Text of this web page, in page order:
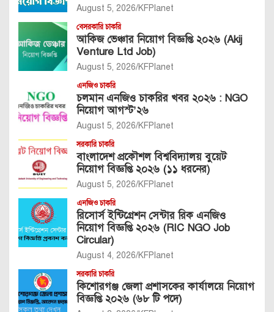
August 5, 2026 KFPlanet
বেসরকারি চাকরি
আকিজ ভেঞ্চার নিয়োগ বিজ্ঞপ্তি ২০২৬ (Akij
Venture Ltd Job)
August 5, 2026 KFPlanet
এনজিও চাকরি
চলমান এনজিও চাকরির খবর ২০২৬ : NGO
নিয়োগ আগস্ট’২৬
August 5, 2026 KFPlanet
সরকারি চাকরি
বাংলাদেশ প্রকৌশল বিশ্ববিদ্যালয় বুয়েট
নিয়োগ বিজ্ঞপ্তি ২০২৬ (১১ ধরনের)
August 5, 2026 KFPlanet
এনজিও চাকরি
রিসোর্স ইন্টিগ্রেশন সেন্টার রিক এনজিও
নিয়োগ বিজ্ঞপ্তি ২০২৬ (RIC NGO Job
Circular)
August 4, 2026 KFPlanet
সরকারি চাকরি
কিশোরগঞ্জ জেলা প্রশাসকের কার্যালয়ে নিয়োগ
বিজ্ঞপ্তি ২০২৬ (৬৮ টি পদে)